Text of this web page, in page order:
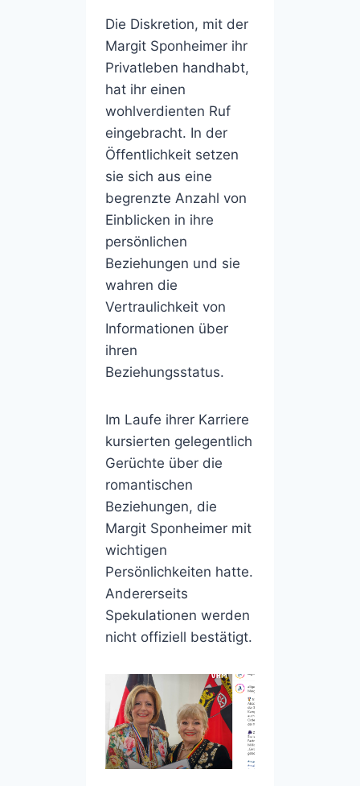
Die Diskretion, mit der
Margit Sponheimer ihr
Privatleben handhabt,
hat ihr einen
wohlverdienten Ruf
eingebracht. In der
Öffentlichkeit setzen
sie sich aus eine
begrenzte Anzahl von
Einblicken in ihre
persönlichen
Beziehungen und sie
wahren die
Vertraulichkeit von
Informationen über
ihren
Beziehungsstatus.
Im Laufe ihrer Karriere
kursierten gelegentlich
Gerüchte über die
romantischen
Beziehungen, die
Margit Sponheimer mit
wichtigen
Persönlichkeiten hatte.
Andererseits
Spekulationen werden
nicht offiziell bestätigt.